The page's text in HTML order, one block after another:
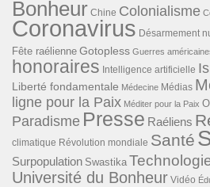
Bonheur Chine Colonialisme
Coronavirus Désarmement
Fête raélienne Gotopless Guerres
honoraires Intelligence artificielle
Liberté fondamentale Médecine Médias
ligne pour la Paix Méditer pour la Paix
Paradisme Presse Raéliens
climatique Révolution mondiale Santé
Surpopulation Swastika
Université du Bonheur Vidéo